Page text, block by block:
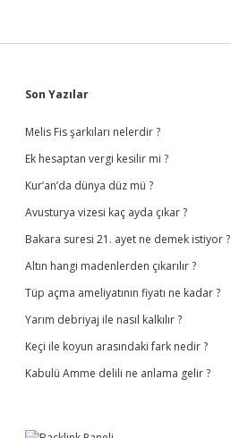
Sidebar
Son Yazılar
Melis Fis şarkıları nelerdir ?
Ek hesaptan vergi kesilir mi ?
Kur’an’da dünya düz mü ?
Avusturya vizesi kaç ayda çıkar ?
Bakara suresi 21. ayet ne demek istiyor ?
Altın hangi madenlerden çıkarılır ?
Tüp açma ameliyatının fiyatı ne kadar ?
Yarım debriyaj ile nasıl kalkılır ?
Keçi ile koyun arasındaki fark nedir ?
Kabulü Amme delili ne anlama gelir ?